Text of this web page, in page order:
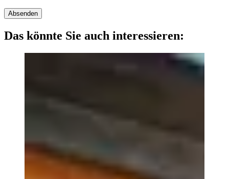
Absenden
Das könnte Sie auch interessieren: